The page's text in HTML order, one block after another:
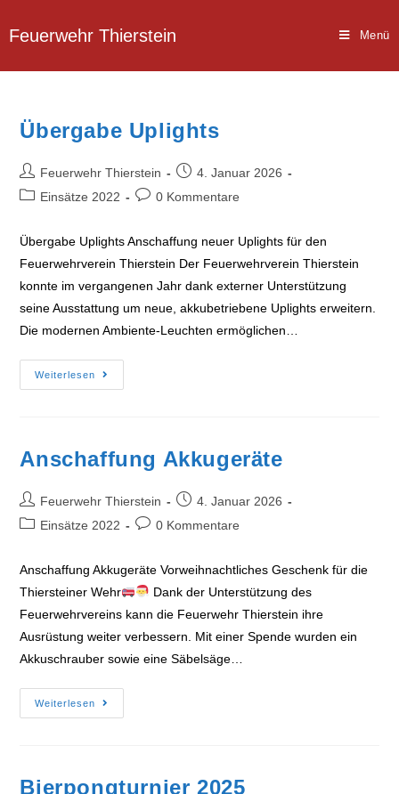
Inhalt
Feuerwehr Thierstein Menü
Übergabe Uplights
Beitrags-
Autor:
Feuerwehr Thierstein
Beitrag4. Januar 2026
Beitrags-
Einsätze 2022
Beitrags-
0 Kommentare
Übergabe Uplights Anschaffung neuer Uplights für den
Feuerwehrverein Thierstein Der Feuerwehrverein Thierstein
konnte im vergangenen Jahr dank externer Unterstützung
seine Ausstattung um neue, akkubetriebene Uplights erweitern.
Die modernen Ambiente-Leuchten ermöglichen…
Weiterlesen
Übergabe
Uplights
Anschaffung Akkugeräte
Beitrags-
Autor:
Feuerwehr Thierstein
Beitrag4. Januar 2026
Beitrags-
Einsätze 2022
Beitrags-
0 Kommentare
Anschaffung Akkugeräte Vorweihnachtliches Geschenk für die
Thiersteiner Wehr
Dank der Unterstützung des
Feuerwehrvereins kann die Feuerwehr Thierstein ihre
Ausrüstung weiter verbessern. Mit einer Spende wurden ein
Akkuschrauber sowie eine Säbelsäge…
Weiterlesen
Anschaffung
Akkugeräte
Bierpongturnier 2025